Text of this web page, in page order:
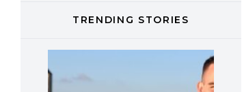
LABEL.M lancia la sua
DAVINES
TRENDING STORIES